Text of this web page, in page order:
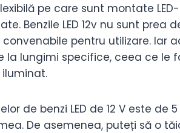
pe care sunt montate
Benzile LED 12v nu sunt prea
pentru utilizare. Iar
la lungimi specifice, ceea ce le
de benzi LED de 12 V este de
De asemenea, puteți să o